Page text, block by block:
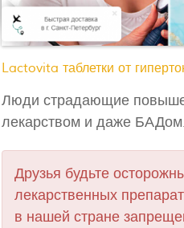
Lactovita таблетки от
Люди страдающие
лекарством и даже
Друзья будьте
лекарственных
в нашей стране